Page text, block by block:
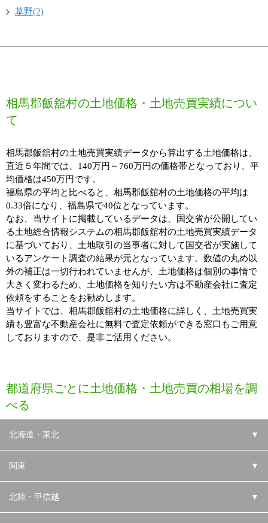
草野(2)
相馬郡飯舘村の土地価格・土地売買実績につい
て
相馬郡飯舘村の土地売買実績データから算出する土地価格は、
直近５年間では、140万円～760万円の価格帯となっており、平
均価格は450万円です。
福島県の平均と比べると、相馬郡飯舘村の土地価格の平均は
0.33倍になり、福島県で40位となっています。
なお、当サイトに掲載しているデータは、国交省が公開してい
る土地総合情報システムの相馬郡飯舘村の土地売買実績データ
に基づいており、土地取引の当事者に対して国交省が実施して
いるアンケート調査の結果が元となっています。数値の丸め以
外の補正は一切行われていませんが、土地価格は個別の事情で
大きく変わるため、土地価格を知りたい方は不動産会社に査定
依頼をすることをお勧めします。
当サイトでは、相馬郡飯舘村の土地価格に詳しく、土地売買実
績も豊富な不動産会社に無料で査定依頼ができる窓口もご用意
しておりますので、是非ご活用ください。
都道府県ごとに土地価格・土地売買の相場を調
べる
北海道・東北 ▼
関東 ▼
北陸・甲信越 ▼